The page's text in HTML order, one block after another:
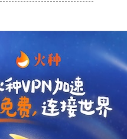
支持[0] 反对[0]